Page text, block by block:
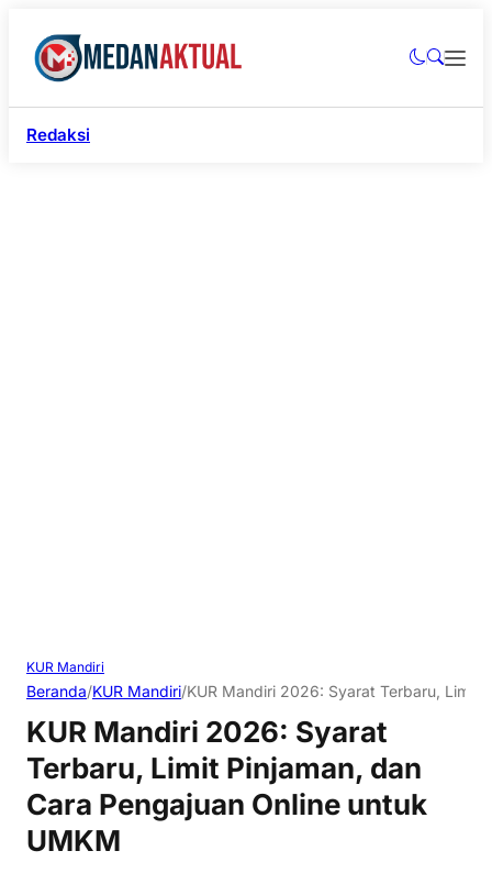
Redaksi
KUR Mandiri
Beranda/KUR Mandiri/KUR Mandiri 2026: Syarat Terbaru, Limit
KUR Mandiri 2026: Syarat
Terbaru, Limit Pinjaman, dan
Cara Pengajuan Online untuk
UMKM